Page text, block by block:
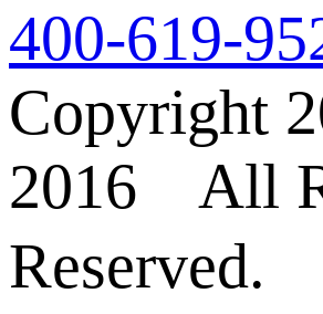
400-619-
Copyright
2016 All
Reserved.